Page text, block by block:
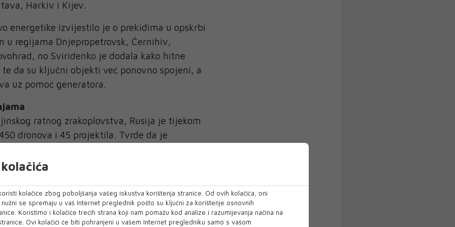
Harkiv i Kijev.
energetike izvijestilo je o prekidima u opskrbi
u regijama Dnjepropetrovsk, Černihiv,
no Sviridenko je dodala kako hitne
da su ključni objekti već ponovno spojeni, a
uz pomoć generatora.
ratnog zrakoplovstva, Rusija je tijekom
dronova i 45 projektila. Tvrde da je
srušiti devet projektila i 406 dronova.
obrane priopćilo je da su njihove
dronova. Rusija i dalje ustraje na tvrdnji
infrastrukturu usmjereni isključivo
kolačiće zbog poboljšanja vašeg iskustva korištenja stranice. Od ovih kolačića, oni
se spremaju u vaš Internet preglednik pošto su ključni za korištenje osnovnih
Koristimo i kolačiće trećih strana koji nam pomažu kod analize i razumijevanja načina na
Ovi kolačići će biti pohranjeni u vašem Internet pregledniku samo s vašom